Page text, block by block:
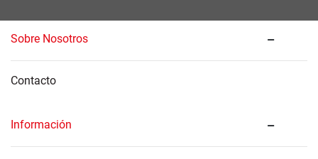
Sobre Nosotros
Contacto
Información